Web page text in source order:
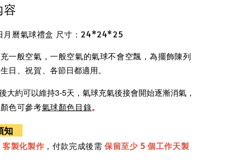
容
月曆氣球禮盒 尺寸：24*24*25
一般空氣，一般空氣的氣球不會空飄，為擺飾陳列
日、祝賀、各節日都適用。
大約可以維持3-5天，氣球充氣後接會開始逐漸消氣 ，
色可參考氣球顏色目錄。
知
客製化製作 ，付款完成後需 保留至少 5 個工作天製